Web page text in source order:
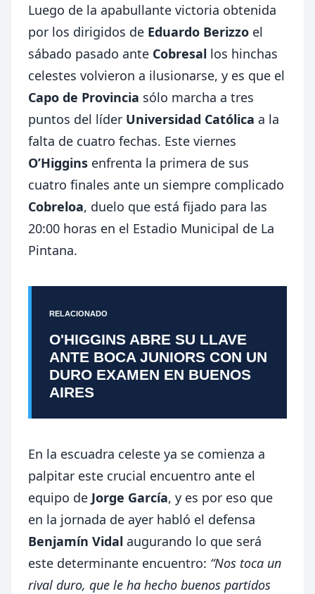
Luego de la apabullante victoria obtenida
por los dirigidos de Eduardo Berizzo el
sábado pasado ante Cobresal los hinchas
celestes volvieron a ilusionarse, y es que el
Capo de Provincia sólo marcha a tres
puntos del líder Universidad Católica a la
falta de cuatro fechas. Este viernes
O’Higgins enfrenta la primera de sus
cuatro finales ante un siempre complicado
Cobreloa, duelo que está fijado para las
20:00 horas en el Estadio Municipal de La
Pintana.
RELACIONADO
O'HIGGINS ABRE SU LLAVE
ANTE BOCA JUNIORS CON UN
DURO EXAMEN EN BUENOS
AIRES
En la escuadra celeste ya se comienza a
palpitar este crucial encuentro ante el
equipo de Jorge García, y es por eso que
en la jornada de ayer habló el defensa
Benjamín Vidal augurando lo que será
este determinante encuentro: “Nos toca un
rival duro, que le ha hecho buenos partidos